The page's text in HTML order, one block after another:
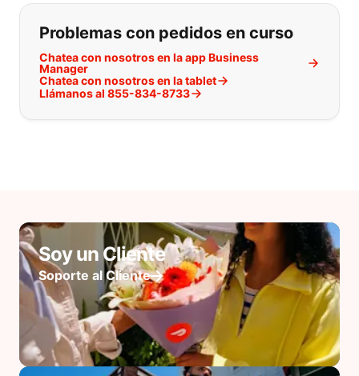
Problemas con pedidos en curso
Chatea con nosotros en la app Business
Manager
Chatea con nosotros en la tablet
Llámanos al 855-834-8733
Soy un Cliente
Soporte al Cliente